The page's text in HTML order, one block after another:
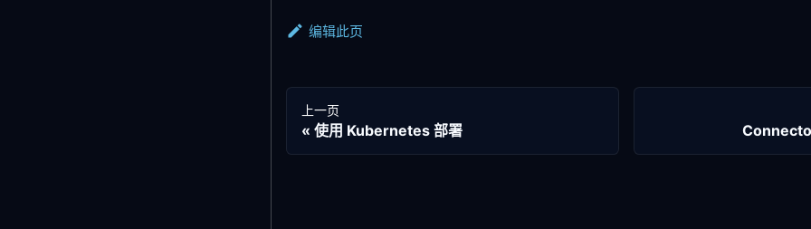
编辑此页
上一页
使用 Kubernetes 部署